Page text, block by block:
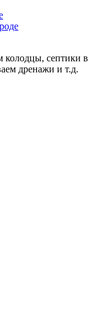
септики в
дренажи и т.д.